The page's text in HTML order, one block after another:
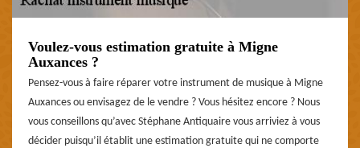
Voulez-vous estimation gratuite à Migne
Auxances ?
Pensez-vous à faire réparer votre instrument de musique à Migne
Auxances ou envisagez de le vendre ? Vous hésitez encore ? Nous
vous conseillons qu’avec Stéphane Antiquaire vous arriviez à vous
décider puisqu’il établit une estimation gratuite qui ne comporte